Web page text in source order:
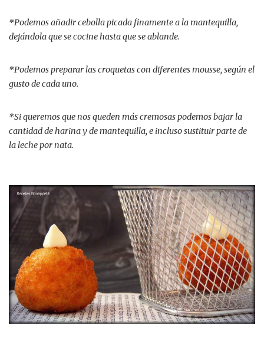
*Podemos añadir cebolla picada finamente a la mantequilla,
dejándola que se cocine hasta que se ablande.
*Podemos preparar las croquetas con diferentes mousse, según el
gusto de cada uno.
*Si queremos que nos queden más cremosas podemos bajar la
cantidad de harina y de mantequilla, e incluso sustituir parte de
la leche por nata.